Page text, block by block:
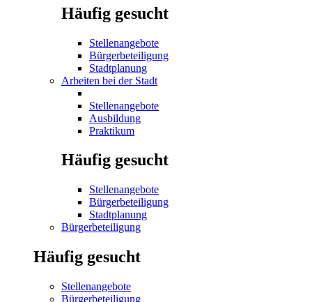
Häufig gesucht
Stellenangebote
Bürgerbeteiligung
Stadtplanung
Arbeiten bei der Stadt
Stellenangebote
Ausbildung
Praktikum
Häufig gesucht
Stellenangebote
Bürgerbeteiligung
Stadtplanung
Bürgerbeteiligung
Häufig gesucht
Stellenangebote
Bürgerbeteiligung